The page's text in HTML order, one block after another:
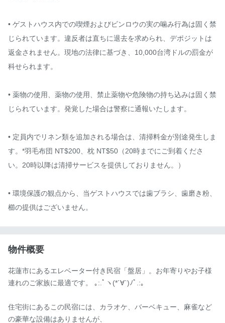
• ゲストハウス内での喫煙およびビンロウの実の噛み行為は固く禁
じられています。違反者は直ちに退去を求められ、デポジットは
返金されません。現地の法律に基づき、10,000台湾ドルの罰金が
科せられます。
• 薬物の使用、薬物の使用、禁止薬物や危険物の持ち込みは固く禁
じられています。発覚した場合は警察に通報いたします。
• 定員内でリネン類を追加される場合は、清掃料金が別途発生しま
す。*羽毛布団 NT$200、枕 NT$50（20時までにご到着くださ
い。20時以降は清掃サービスを提供しておりません。）
• 環境保護の観点から、当ゲストハウスでは歯ブラシ、歯磨き粉、
櫛の提供はございません。
物件概要
花蓮市にあるエレベーター付き民宿「盤居」。お年寄りやお子様
連れのご家族に最適です。 ｡:.ﾟヽ(*´∀`)ﾉﾟ.:｡
住宅街にあるこの民宿には、カラオケ、バーベキュー、麻雀など
の豪華な設備はありませんが、